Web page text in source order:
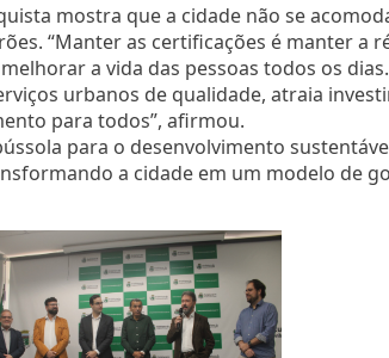
mostra que a cidade não se
“Manter as certificações é manter a
a vida das pessoas todos os
urbanos de qualidade, atraia
para todos”, afirmou.
para o desenvolvimento
a cidade em um modelo de